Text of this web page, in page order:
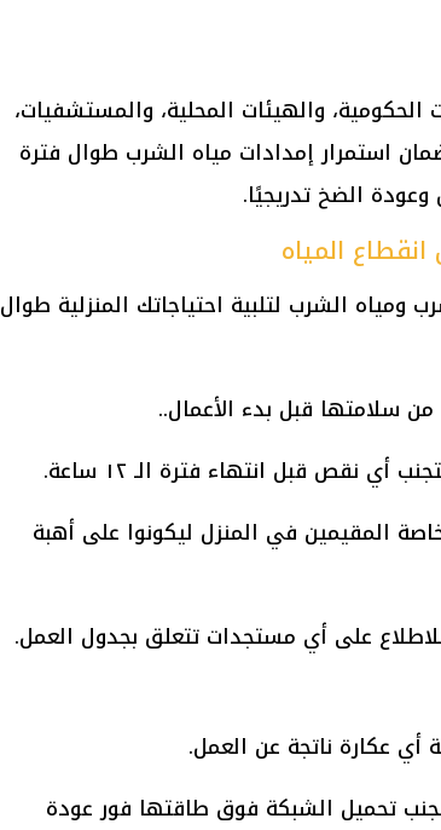
والهيئات المحلية، والمستشفيات،
لضمان استمرار إمدادات مياه الشرب طوال فترة
وعودة الضخ تدريجيًا.
المياه
ومياه الشرب لتلبية احتياجاتك المنزلية طوال
من سلامتها قبل بدء الأعمال..
نقص قبل انتهاء فترة الـ ١٢ ساعة.
المقيمين في المنزل ليكونوا على أهبة
على أي مستجدات تتعلق بجدول العمل.
أي عكارة ناتجة عن العمل.
تحميل الشبكة فوق طاقتها فور عودة